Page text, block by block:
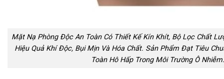
Mặt Nạ Phòng Độc An Toàn Có Thiết Kế Kín Khít, Bộ Lọc Chất
Hiệu Quả Khí Độc, Bụi Mịn Và Hóa Chất. Sản Phẩm Đạt Tiêu
Toàn Hô Hấp Trong Môi Trường Ô Nhiễm.